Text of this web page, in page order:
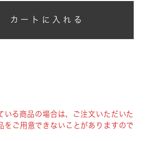
カートに入れる
いる商品の場合は、ご注文いただいた
をご用意できないことがありますので